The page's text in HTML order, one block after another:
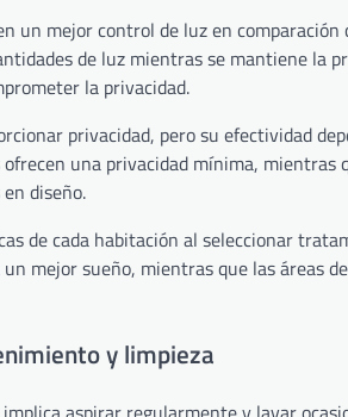
un mejor control de luz en
de luz mientras se mantiene la
la privacidad.
privacidad, pero su efectividad
una privacidad mínima, mientras
diseño.
de cada habitación al seleccionar
mejor sueño, mientras que las áreas
y limpieza